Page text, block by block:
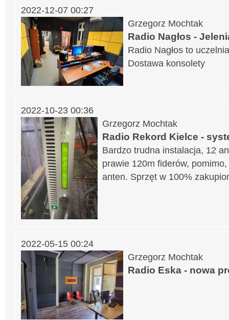
2022-12-07 00:27
Grzegorz Mochtak
Radio Nagłos -
Radio Nagłos to
Dostawa konsolety
2022-10-23 00:36
Grzegorz Mochtak
Radio Rekord Kielce -
Bardzo trudna instalacja, 12
prawie 120m fiderów,
anten. Sprzęt w 100%
2022-05-15 00:24
Grzegorz Mochtak
Radio Eska - nowa